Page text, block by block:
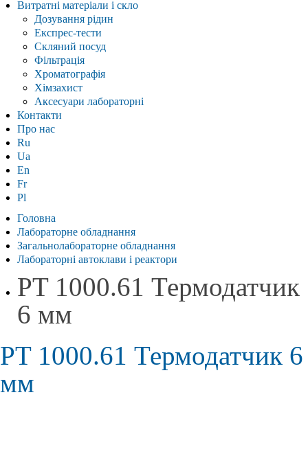
Витратні матеріали і скло
Дозування рідин
Експрес-тести
Скляний посуд
Фільтрація
Хроматографія
Хімзахист
Аксесуари лабораторні
Контакти
Про нас
Ru
Ua
En
Fr
Pl
Головна
Лабораторне обладнання
Загальнолабораторне обладнання
Лабораторні автоклави і реактори
PT 1000.61 Термодатчик
6 мм
PT 1000.61 Термодатчик 6
мм